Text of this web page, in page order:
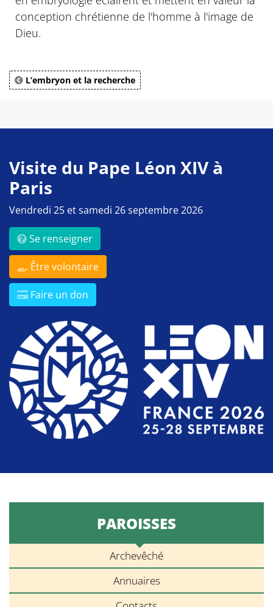
conception chrétienne de l'homme à l'image de
Dieu.
L’embryon et la recherche
Visite du Pape Léon XIV à
Paris
Vendredi 25 et samedi 26 septembre 2026
Se renseigner
Être volontaire
Faire un don
PAROISSES
Archevêché
Annuaires